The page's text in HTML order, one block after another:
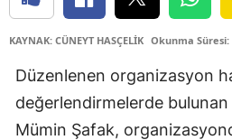
KAYNAK: CÜNEYT HASÇELİK Okunma Süresi:
Düzenlenen organizasyon
değerlendirmelerde bulunan
Mümin Şafak,